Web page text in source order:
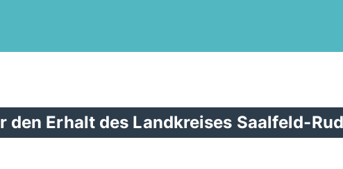
den Erhalt des Landkreises Saalfeld-